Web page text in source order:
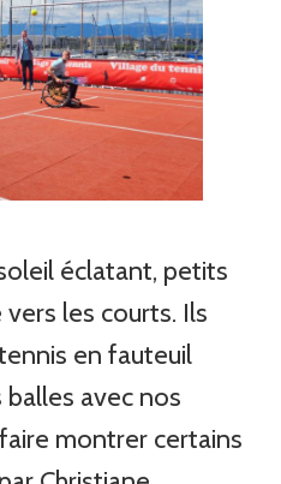
éclatant, petits
les courts. Ils
en fauteuil
avec nos
montrer certains